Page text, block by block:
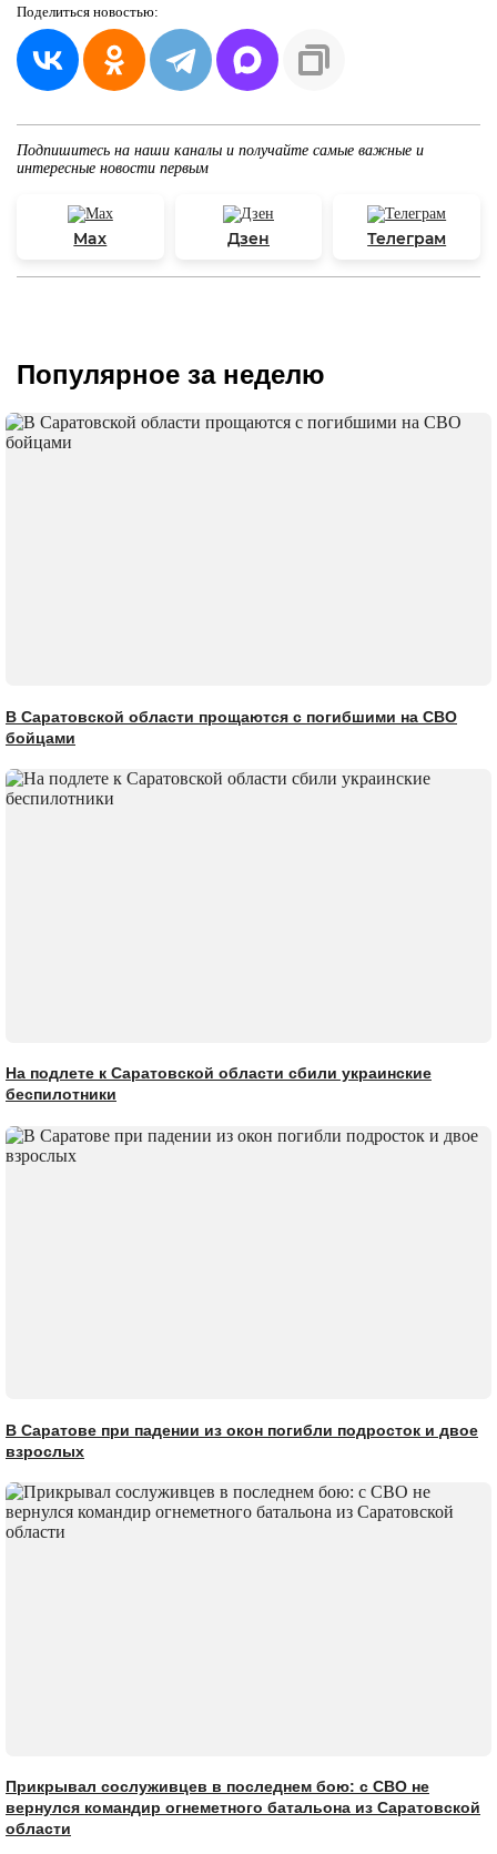
Поделиться новостью:
Подпишитесь на наши каналы и получайте самые важные и
интересные новости первым
Max Дзен Телеграм
Популярное за неделю
В Саратовской области прощаются с погибшими на СВО
бойцами
На подлете к Саратовской области сбили украинские
беспилотники
В Саратове при падении из окон погибли подросток и двое
взрослых
Прикрывал сослуживцев в последнем бою: с СВО не
вернулся командир огнеметного батальона из Саратовской
области